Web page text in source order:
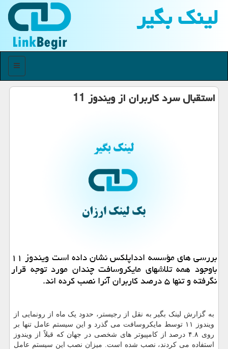
لینك بگیر
منو
استقبال سرد کاربران از ویندوز 11
بررسی های مؤسسه ادداپلکس نشان داده است ویندوز ۱۱
باوجود همه تلاشهای مایکروسافت چندان مورد توجه قرار
نگرفته و تنها ۵ درصد کاربران آنرا نصب کرده اند.
به گزارش لینک بگیر به نقل از رجیستر، حدود یک ماه از رونمایی از
ویندوز ۱۱ توسط مایکروسافت می گذرد و این سیستم عامل تنها بر
روی ۴.۸ درصد از کامپیوتر های شخصی در جهان که قبلاً از ویندوز
استفاده می کردند، نصب شده است. میزان نصب این سیستم عامل